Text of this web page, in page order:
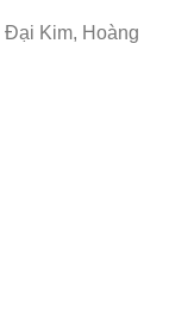
Kim, Hoàng